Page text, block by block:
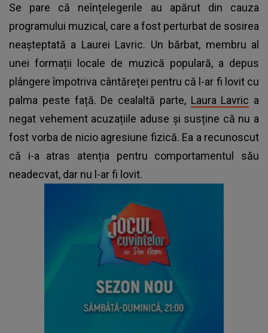
Se pare că neînțelegerile au apărut din cauza
programului muzical, care a fost perturbat de sosirea
neașteptată a Laurei Lavric. Un bărbat, membru al
unei formații locale de muzică populară, a depus
plângere împotriva cântăreței pentru că l-ar fi lovit cu
palma peste față. De cealaltă parte, Laura Lavric a
negat vehement acuzațiile aduse și susține că nu a
fost vorba de nicio agresiune fizică. Ea a recunoscut
că i-a atras atenția pentru comportamentul său
neadecvat, dar nu l-ar fi lovit.